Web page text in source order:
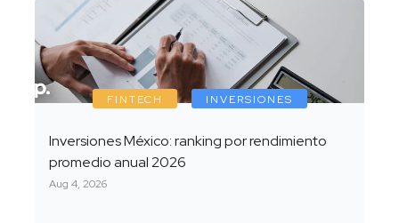
FINTECH INVERSIONES
Inversiones México: ranking por rendimiento
promedio anual 2026
Aug 4, 2026